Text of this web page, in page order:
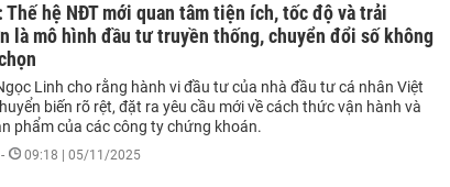
Thế hệ NĐT mới quan tâm tiện ích, tốc độ và trải
là mô hình đầu tư truyền thống, chuyển đổi số không
Linh cho rằng hành vi đầu tư của nhà đầu tư cá nhân Việt
biến rõ rệt, đặt ra yêu cầu mới về cách thức vận hành và
phẩm của các công ty chứng khoán.
- 09:18 | 05/11/2025